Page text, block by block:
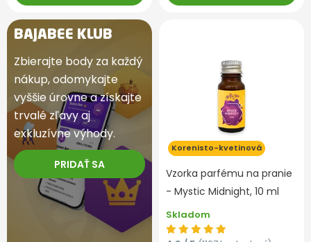
BAJABEE KLUB
Zbierajte body za každý
nákup, odomykajte
vyššie úrovne a získajte
trvalé zľavy aj
exkluzívne výhody.
PRIDAŤ SA
Korenisto-kvetinová
Vzorka parfému na pranie
- Mystic Midnight, 10 ml
Skladom